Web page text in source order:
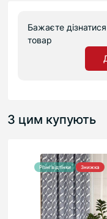
Бажаєте
товар
З цим купують
Різні відтінки Знижка